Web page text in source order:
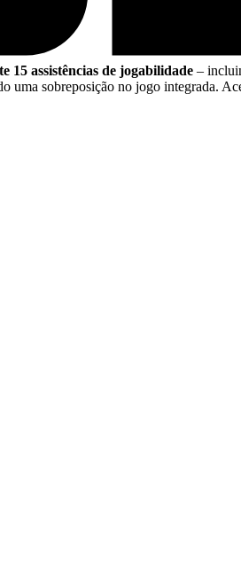
15 assistências de jogabilidade –
uma sobreposição no jogo integrada.